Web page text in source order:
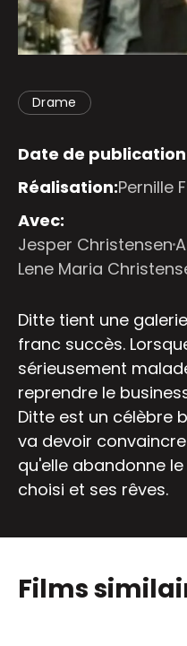
Drame
Date de
Réalisation:Pernille
Avec:
Jesper Christensen
Lene Maria
Ditte tient une
franc succès.
sérieusement
reprendre le
Ditte est un célèbre
va devoir
qu'elle abandonne
choisi et ses rêves.
Films